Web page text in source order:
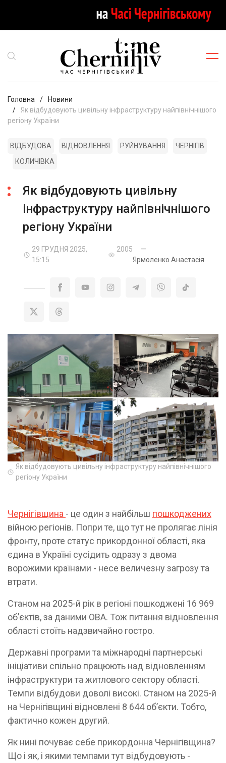
Головна
Новини
Як відбудовують цивільну інфраструктуру найпівнічнішого
регіону України
ВІДБУДОВА ВІДНОВЛЕННЯ РУЙНУВАННЯ
ЧЕРНІГІВ
КОЛИЧІВКА
Як відбудовують цивільну
інфраструктуру найпівнічнішого
регіону України
29 ГРУДНЯ 2025,
15:15
2005
—
Ярмоленко Анастасія
Як відбудовують цивільну інфраструктуру найпівнічнішого
регіону України
Чернігівщина - це один з найбільш пошкоджених
війною регіонів. Попри те, що тут не пролягає лінія
фронту, проте статус прикордонної області, яка
єдина в Україні сусідить одразу з двома
ворожими країнами - несе величезну загрозу та
втрати.
Станом на 2025-й рік в регіоні пошкоджені 16 969
об’єктів, за даними ОВА. Тож питання відновлення
області стоїть надзвичайно гостро.
Державні програми та міжнародні партнерські
ініціативи спільно працюють над відновленням
інфраструктури та житлового сектору області.
Темпи відбудови доволі високі. Станом на 2025-й
на Чернігівщині відновлені 8 644 об’єкти. Тобто,
фактично кожен другий.
Як нині почуває себе прикордонна Чернігівщина?
Що і як, і якими темпами тут відбудовують -